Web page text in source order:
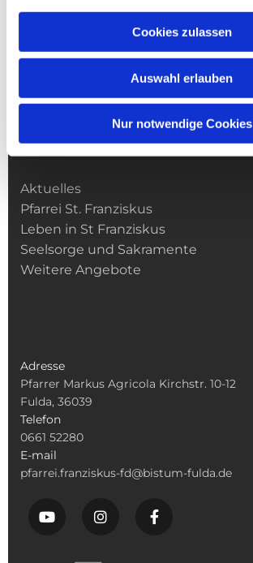
Cookies zulassen
Auswahl erlauben
Nur notwendige Cookies
Kirchengemeinde­­ St. Franziskus
Aktuelles
Pfarrei St. Franziskus
Leben in St Franziskus
Seelsorge und Sakramente
Weitere Angebote
Adresse
Pfarrer Markus Agricola Kirchstr. 10-12
Fulda, 36039
Telefon
0661 52280
E-mail
pfarrei.franziskus-fd@bistum-fulda.de